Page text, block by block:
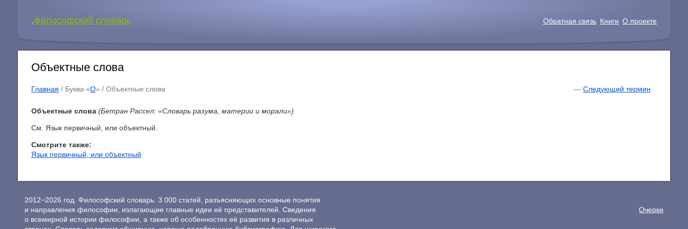
.Философский словарь Обратная связь Книги О проекте
Объектные слова
Главная / Буква «О» / Объектные слова —Следующий термин
Объектные слова (Бетран Рассел: «Словарь разума, материи и морали»)
См. Язык первичный, или объектный.
Смотрите также:
Язык первичный, или объектный
2012−2026 год. Философский словарь. 3 000 статей, разъясняющих основные понятия
и направления философии, излагающие главные идеи её представителей. Сведения
о всемирной истории философии, а также об особенностях её развития в различных
Очерки